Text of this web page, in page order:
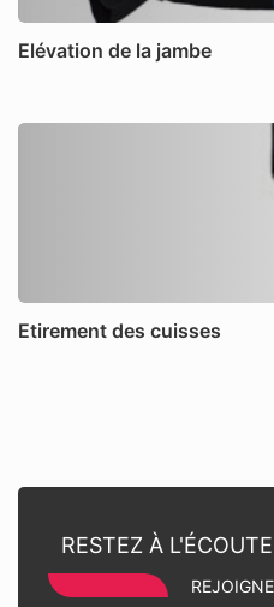
Elévation de la jambe
Etirement des cuisses
RESTEZ À